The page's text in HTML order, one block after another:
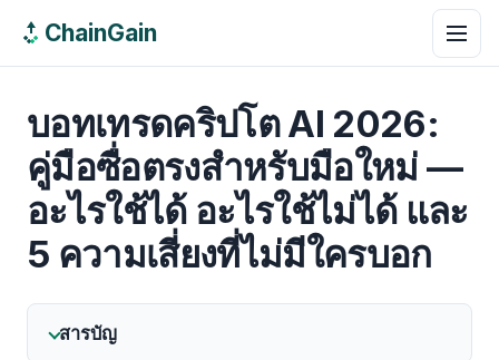
ChainGain
บอทเทรดคริปโต AI 2026:
คู่มือซื่อตรงสำหรับมือใหม่ —
อะไรใช้ได้ อะไรใช้ไม่ได้ และ
5 ความเสี่ยงที่ไม่มีใครบอก
สารบัญ